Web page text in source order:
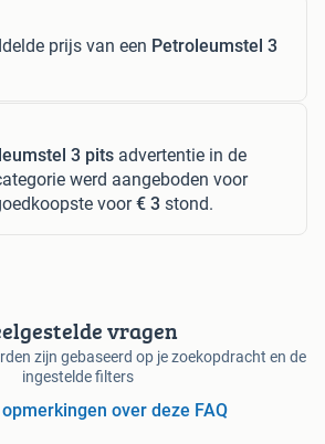
prijs van een Petroleumstel 3
3 pits advertentie in de
werd aangeboden voor
voor€ 3 stond.
vragen
zijn gebaseerd op je zoekopdracht en de
ingestelde filters
opmerkingen over deze FAQ